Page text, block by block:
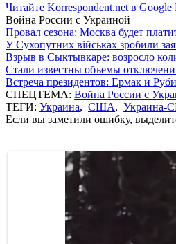
Читайте Korrespondent.net в Google
Война России с Украиной
Провал сезона: Москва будет
У Сухопутних військах зробили
Взрыв в Сыктывкаре: возросло
Стали известны объемы
Встреча президентов: Ермак и
СПЕЦТЕМА: Война России с
ТЕГИ: Украина, США, Украина-
Если вы заметили ошибку,